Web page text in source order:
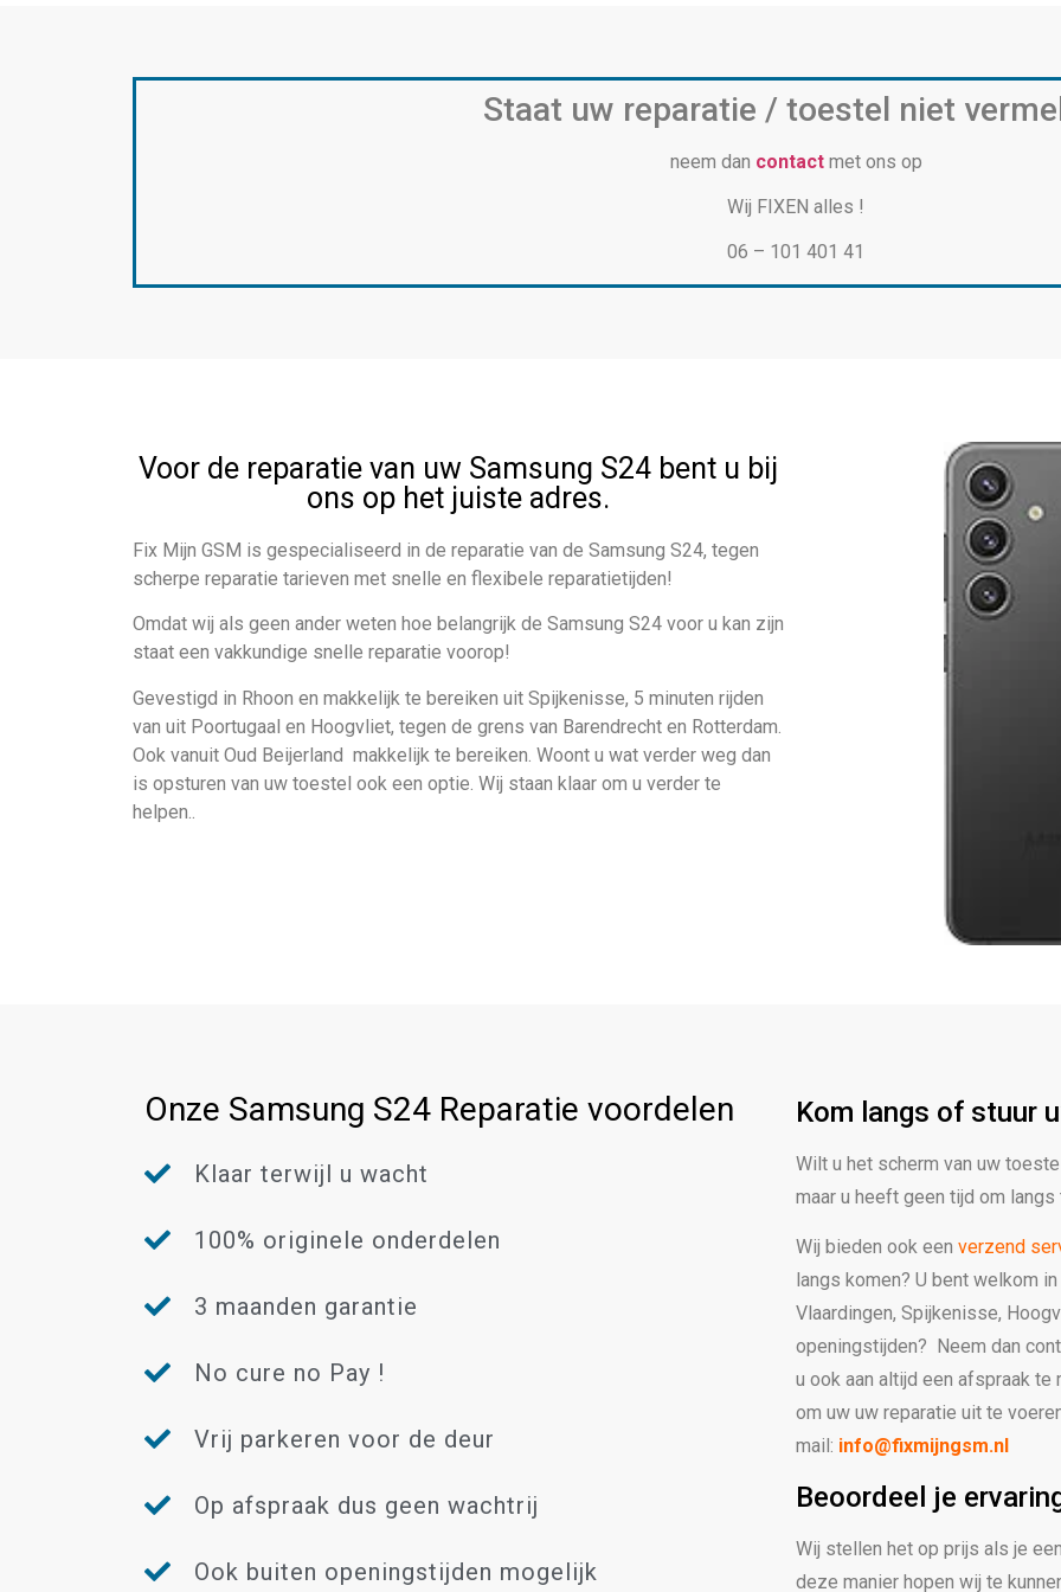
Staat uw reparatie / toestel niet
neem dan contactmet ons op
Wij FIXEN alles !
06 – 101 401 41
Voor de reparatie van uw Samsung S24 bent u bij
ons op het juiste adres.
Fix Mijn GSM is gespecialiseerd in de reparatie van de Samsung S24, tegen
scherpe reparatie tarieven met snelle en flexibele reparatietijden!
Omdat wij als geen ander weten hoe belangrijk de Samsung S24 voor u kan zijn
staat een vakkundige snelle reparatie voorop!
Gevestigd in Rhoon en makkelijk te bereiken uit Spijkenisse, 5 minuten rijden
van uit Poortugaal en Hoogvliet, tegen de grens van Barendrecht en Rotterdam.
Ook vanuit Oud Beijerland makkelijk te bereiken. Woont u wat verder weg dan
is opsturen van uw toestel ook een optie. Wij staan klaar om u verder te
helpen..
Onze Samsung S24 Reparatie voordelen
Klaar terwijl u wacht
100% originele onderdelen
3 maanden garantie
No cure no Pay !
Vrij parkeren voor de deur
Op afspraak dus geen wachtrij
Ook buiten openingstijden mogelijk
Kom langs of stuur
Wilt u het scherm van uw
maar u heeft geen tijd om
Wij bieden ook een verzend
langs komen? U bent welkom
Vlaardingen, Spijkenisse,
openingstijden? Neem dan
u ook aan altijd een afspraak
om uw uw reparatie uit te
mail: info@fixmijngsm.nl
Beoordeel je
Wij stellen het op prijs als je
deze manier hopen wij te